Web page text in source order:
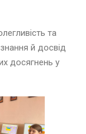
та
й досвід
досягнень у